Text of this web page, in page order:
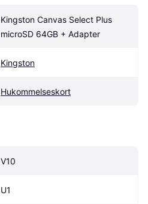
Kingston Canvas Select Plus
microSD 64GB + Adapter
Kingston
Hukommelseskort
V10
U1